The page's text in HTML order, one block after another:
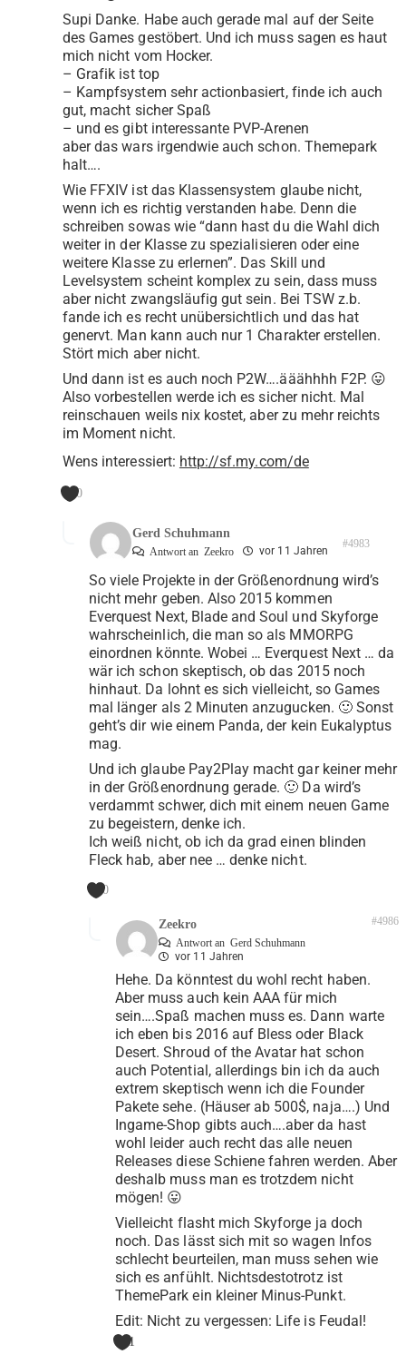
Supi Danke. Habe auch gerade mal auf der Seite
des Games gestöbert. Und ich muss sagen es haut
mich nicht vom Hocker.
– Grafik ist top
– Kampfsystem sehr actionbasiert, finde ich auch
gut, macht sicher Spaß
– und es gibt interessante PVP-Arenen
aber das wars irgendwie auch schon. Themepark
halt….
Wie FFXIV ist das Klassensystem glaube nicht,
wenn ich es richtig verstanden habe. Denn die
schreiben sowas wie “dann hast du die Wahl dich
weiter in der Klasse zu spezialisieren oder eine
weitere Klasse zu erlernen”. Das Skill und
Levelsystem scheint komplex zu sein, dass muss
aber nicht zwangsläufig gut sein. Bei TSW z.b.
fande ich es recht unübersichtlich und das hat
genervt. Man kann auch nur 1 Charakter erstellen.
Stört mich aber nicht.
Und dann ist es auch noch P2W….ääähhhh F2P. 😛
Also vorbestellen werde ich es sicher nicht. Mal
reinschauen weils nix kostet, aber zu mehr reichts
im Moment nicht.
Wens interessiert: http://sf.my.com/de
0
Gerd Schuhmann
Antwort an Zeekro vor 11 Jahren
#4983
So viele Projekte in der Größenordnung wird’s
nicht mehr geben. Also 2015 kommen
Everquest Next, Blade and Soul und Skyforge
wahrscheinlich, die man so als MMORPG
einordnen könnte. Wobei … Everquest Next … da
wär ich schon skeptisch, ob das 2015 noch
hinhaut. Da lohnt es sich vielleicht, so Games
mal länger als 2 Minuten anzugucken. 🙂 Sonst
geht’s dir wie einem Panda, der kein Eukalyptus
mag.
Und ich glaube Pay2Play macht gar keiner mehr
in der Größenordnung gerade. 🙂 Da wird’s
verdammt schwer, dich mit einem neuen Game
zu begeistern, denke ich.
Ich weiß nicht, ob ich da grad einen blinden
Fleck hab, aber nee … denke nicht.
0
Zeekro
Antwort an Gerd Schuhmann
vor 11 Jahren
#4986
Hehe. Da könntest du wohl recht haben.
Aber muss auch kein AAA für mich
sein….Spaß machen muss es. Dann warte
ich eben bis 2016 auf Bless oder Black
Desert. Shroud of the Avatar hat schon
auch Potential, allerdings bin ich da auch
extrem skeptisch wenn ich die Founder
Pakete sehe. (Häuser ab 500$, naja….) Und
Ingame-Shop gibts auch….aber da hast
wohl leider auch recht das alle neuen
Releases diese Schiene fahren werden. Aber
deshalb muss man es trotzdem nicht
mögen! 😛
Vielleicht flasht mich Skyforge ja doch
noch. Das lässt sich mit so wagen Infos
schlecht beurteilen, man muss sehen wie
sich es anfühlt. Nichtsdestotrotz ist
ThemePark ein kleiner Minus-Punkt.
Edit: Nicht zu vergessen: Life is Feudal!
1